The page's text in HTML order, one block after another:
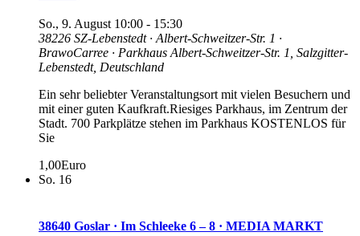
So., 9. August 10:00 - 15:30
38226 SZ-Lebenstedt · Albert-Schweitzer-Str. 1 ·
BrawoCarree · Parkhaus Albert-Schweitzer-Str. 1, Salzgitter-
Lebenstedt, Deutschland
Ein sehr beliebter Veranstaltungsort mit vielen Besuchern und
mit einer guten Kaufkraft.Riesiges Parkhaus, im Zentrum der
Stadt. 700 Parkplätze stehen im Parkhaus KOSTENLOS für
Sie
1,00Euro
So. 16
38640 Goslar · Im Schleeke 6 – 8 · MEDIA MARKT